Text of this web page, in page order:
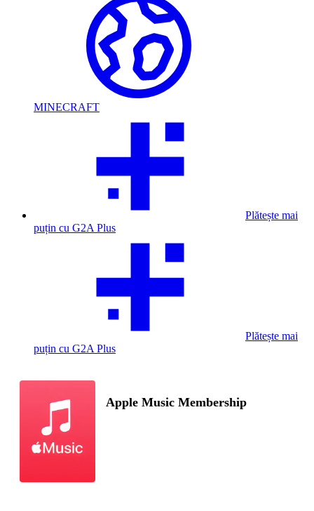
MINECRAFT
Plătește mai
puțin cu G2A Plus
Plătește mai
puțin cu G2A Plus
Apple Music Membership